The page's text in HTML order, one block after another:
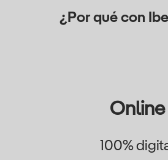
¿Por qué con
Online
100%